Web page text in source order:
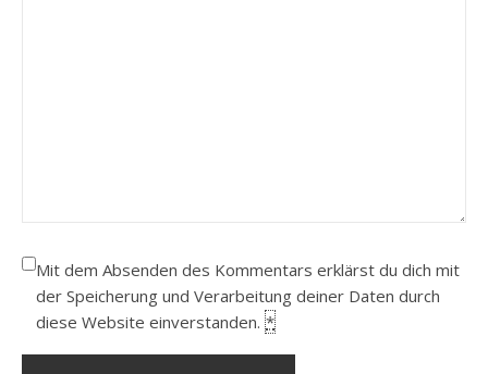
Mit dem Absenden des Kommentars erklärst du dich mit
der Speicherung und Verarbeitung deiner Daten durch
diese Website einverstanden. *